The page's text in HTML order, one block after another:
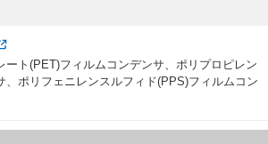
ート(PET)フィルムコンデンサ、ポリプロピレン
、ポリフェニレンスルフィド(PPS)フィルムコン